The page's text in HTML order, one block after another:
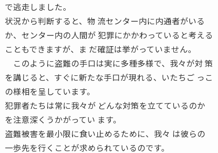
で逃走しました。
状況から判断すると、物 流センター内に内通者がいる
か、センター内の人間が 犯罪にかかわっていると考える
こともできますが、ま だ確証は挙がっていません。
このように盗難の手口は実に多種多様で、我々が対 策
を講じると、すぐに新たな手口が現れる、いたちご っこ
の様相を呈しています。
犯罪者たちは常に我々が どんな対策を立てているのか
を注意深くうかがってい ます。
盗難被害を最小限に食い止めるために、我々 は彼らの
一歩先を行くことが求められているのです。